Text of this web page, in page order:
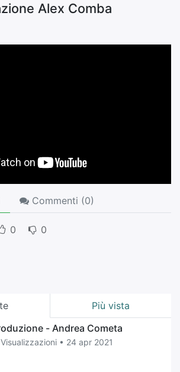
Più vista
- Andrea Cometa
• 24 apr 2021
Alex Comba
Commenti (0)
0 0